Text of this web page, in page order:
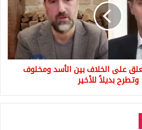
على الخلاف بين الأسد ومخلوف
وتطرح بديلاً للأخير